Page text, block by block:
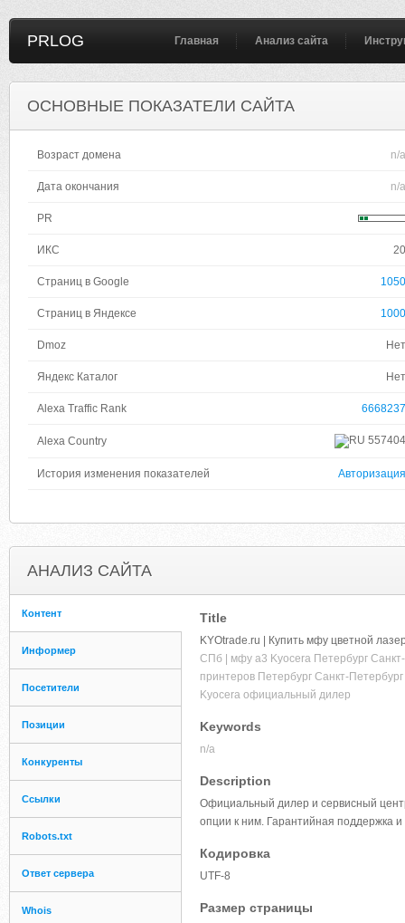
PRLOG Главная Анализ сайта
ОСНОВНЫЕ ПОКАЗАТЕЛИ САЙТА
Возраст домена n/a
Дата окончания n/a
PR
ИКС 20
Страниц в Google 1050
Страниц в Яндексе 1000
Dmoz Нет
Яндекс Каталог Нет
Alexa Traffic Rank 6668237
Alexa Country 557404
История изменения показателей Авторизация
АНАЛИЗ САЙТА
Контент
Информер
Посетители
Позиции
Конкуренты
Ссылки
Robots.txt
Ответ сервера
Whois
Title
KYOtrade.ru | Купить мфу цветной
СПб | мфу а3 Kyocera Петербург
принтеров Петербург Санкт-
Kyocera официальный дилер
Keywords
n/a
Description
Официальный дилер и сервисный
опции к ним. Гарантийная поддержка и
Кодировка
UTF-8
Размер страницы